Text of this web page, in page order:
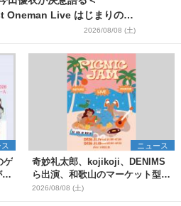
Oneman Live はじまりの夏
2026/08/08 (土)
ゲ
決
ニュース
奇妙礼太郎、kojikoji、DENIMS
ら出演、和歌山のマーケット型野
外イベント『PICNIC JAM
2026』早割チケット発売開始
2026/08/08 (土)